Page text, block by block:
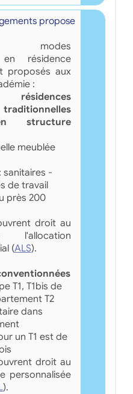
propose
modes
résidence
proposés aux
:
structure
meublée
sanitaires -
de travail
près 200
droit au
l'allocation
(ALS).
T1, T1bis de
T2
dans
un T1 est de
droit au
personnalisée
).